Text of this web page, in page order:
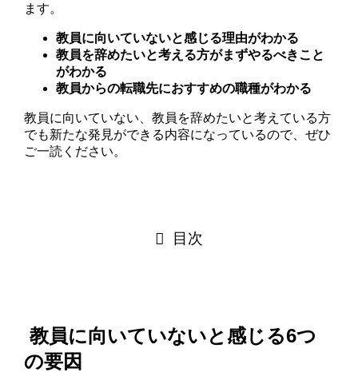
ます。
教員に向いていないと感じる理由がわかる
教員を辞めたいと考える方がまずやるべきこと
がわかる
教員からの転職先におすすめの職種がわかる
教員に向いていない、教員を辞めたいと考えている方
でも新たな発見ができる内容になっているので、ぜひ
ご一読ください。
目次
教員に向いていないと感じる6つ
の要因